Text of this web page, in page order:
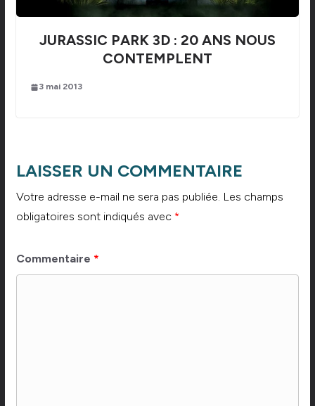
JURASSIC PARK 3D : 20 ANS NOUS
CONTEMPLENT
3 mai 2013
LAISSER UN COMMENTAIRE
Votre adresse e-mail ne sera pas publiée. Les champs
obligatoires sont indiqués avec *
Commentaire *